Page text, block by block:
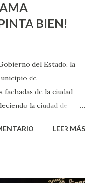
BIEN!
del Estado, la
de
fachadas de la ciudad
la ciudad de
al programa
LEER MÁS